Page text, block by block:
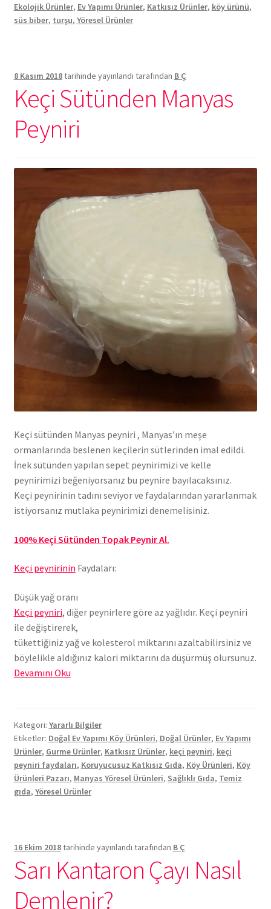
Ekolojik Ürünler, Ev Yapımı Ürünler, Katkısız Ürünler, köy ürünü,
süs biber, turşu, Yöresel Ürünler
8 Kasım 2018tarihinde yayınlandı tarafından B Ç
Keçi Sütünden Manyas
Peyniri
Keçi sütünden Manyas peyniri , Manyas’ın meşe
ormanlarında beslenen keçilerin sütlerinden imal edildi.
İnek sütünden yapılan sepet peynirimizi ve kelle
peynirimizi beğeniyorsanız bu peynire bayılacaksınız.
Keçi peynirinin tadını seviyor ve faydalarından yararlanmak
istiyorsanız mutlaka peynirimizi denemelisiniz.
100% Keçi Sütünden Topak Peynir Al.
Keçi peynirinin Faydaları:
Düşük yağ oranı
Keçi peyniri, diğer peynirlere göre az yağlıdır. Keçi peyniri
ile değiştirerek,
tükettiğiniz yağ ve kolesterol miktarını azaltabilirsiniz ve
böylelikle aldığınız kalori miktarını da düşürmüş olursunuz.
Devamını OkuKeçi
Kategori: Yararlı Bilgiler
Etiketler: Doğal Ev Yapımı Köy Ürünleri, Doğal Ürünler, Ev Yapımı
Ürünler, Gurme Ürünler, Katkısız Ürünler, keçi peyniri, keçi
peyniri faydaları, Koruyucusuz Katkısız Gıda, Köy Ürünleri, Köy
Ürünleri Pazarı, Manyas Yöresel Ürünleri, Sağlıklı Gıda, Temiz
gıda, Yöresel Ürünler
16 Ekim 2018tarihinde yayınlandı tarafından B Ç
Sarı Kantaron Çayı Nasıl
Demlenir?